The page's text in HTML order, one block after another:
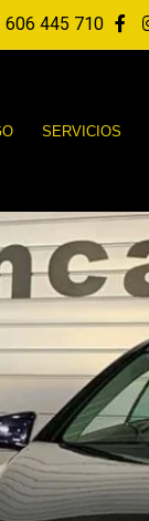
606 445 710
SERVICIOS